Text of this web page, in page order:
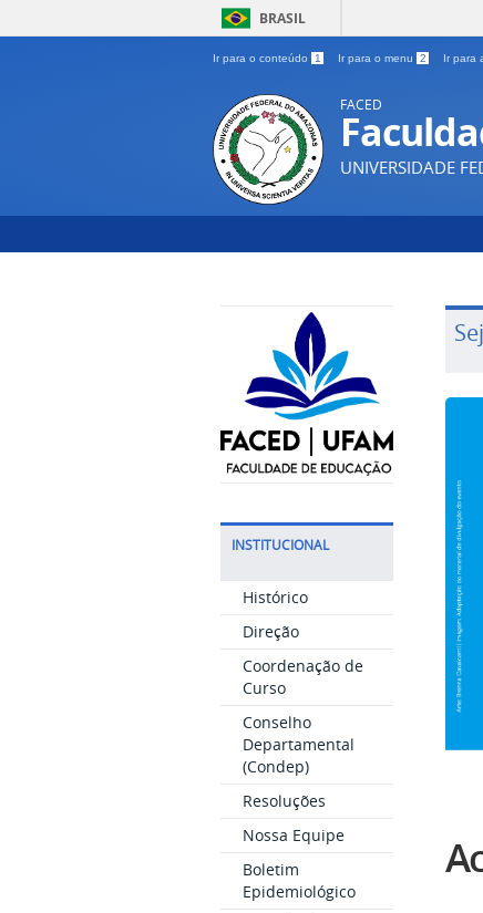
BRASIL
Ir para o conteúdo 1 Ir para o menu 2 Ir para
FACED
UNIVERSIDADE
INSTITUCIONAL
Histórico
Direção
Coordenação de
Curso
Conselho
Departamental
(Condep)
Resoluções
Nossa Equipe
Boletim
Epidemiológico